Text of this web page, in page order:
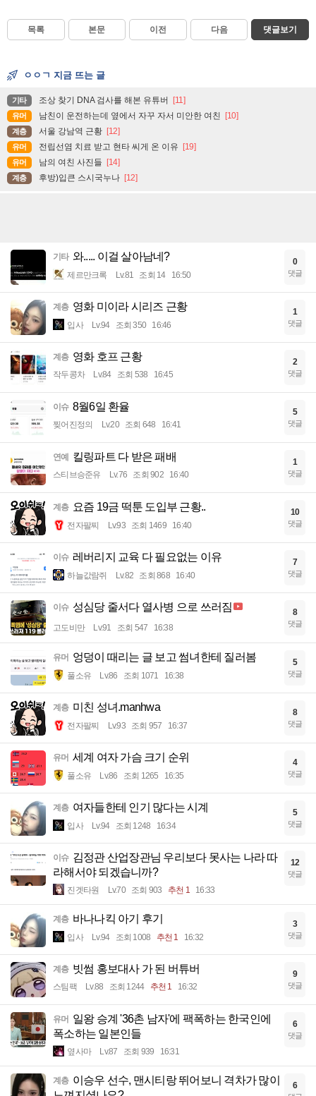
목록 본문 이전 다음 댓글보기
ㅇㅇㄱ 지금 뜨는 글
기타 조상 찾기 DNA 검사를 해본 유튜버 [11]
유머 남친이 운전하는데 옆에서 자꾸 자서 미안한 여친 [10]
계층 서울 강남역 근황 [12]
유머 전립선염 치료 받고 현타 씨게 온 이유 [19]
유머 남의 여친 사진들 [14]
계층 후방)입큰 스시국누나 [12]
기타 와..... 이걸 살아남네?
제르만크록 Lv.81 조회 14 16:50
0
댓글
계층 영화 미이라 시리즈 근황
입사 Lv.94 조회 350 16:46
1
댓글
계층 영화 호프 근황
작두콩차 Lv.84 조회 538 16:45
2
댓글
이슈 8월6일 환율
찢어진정의 Lv.20 조회 648 16:41
5
댓글
연예 킬링파트 다 받은 패배
스티브승준유 Lv.76 조회 902 16:40
1
댓글
계층 요즘 19금 떡툰 도입부 근황..
전자팔찌 Lv.93 조회 1469 16:40
10
댓글
이슈 레버리지 교육 다 필요없는 이유
하늘값람쥐 Lv.82 조회 868 16:40
7
댓글
이슈 성심당 줄서다 열사병 으로 쓰러짐
고도비만 Lv.91 조회 547 16:38
8
댓글
유머 엉덩이 때리는 글 보고 썸녀한테 질러봄
풀소유 Lv.86 조회 1071 16:38
5
댓글
계층 미친 성녀.manhwa
전자팔찌 Lv.93 조회 957 16:37
8
댓글
유머 세계 여자 가슴 크기 순위
풀소유 Lv.86 조회 1265 16:35
4
댓글
계층 여자들한테 인기 많다는 시계
입사 Lv.94 조회 1248 16:34
5
댓글
이슈 김정관 산업장관님 우리보다 못사는 나라 따
라해서야 되겠습니까?
진겟타원 Lv.70 조회 903 추천 1 16:33
12
댓글
계층 바나나킥 아기 후기
입사 Lv.94 조회 1008 추천 1 16:32
3
댓글
계층 빗썸 홍보대사 가 된 버튜버
스팀팩 Lv.88 조회 1244 추천 1 16:32
9
댓글
유머 일왕 승계 '36촌 남자'에 팩폭하는 한국인에
폭소하는 일본인들
옆사마 Lv.87 조회 939 16:31
6
댓글
계층 이승우 선수, 맨시티랑 뛰어보니 격차가 많이
6